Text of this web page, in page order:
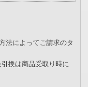
法によってご請求のタ
換は商品受取り時に